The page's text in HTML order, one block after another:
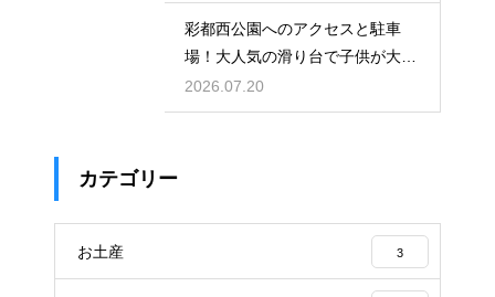
彩都西公園へのアクセスと駐車
場！大人気の滑り台で子供が大興
奮の場
2026.07.20
カテゴリー
お土産 3